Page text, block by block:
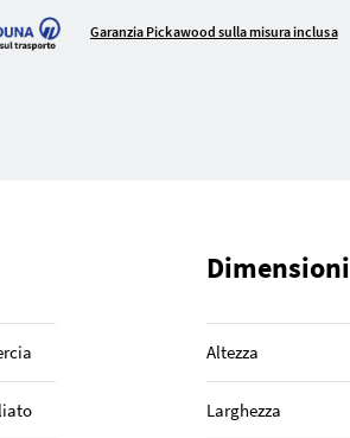
Garanzia Pickawood sulla misura inclusa
Dimensioni
Altezza
Larghezza